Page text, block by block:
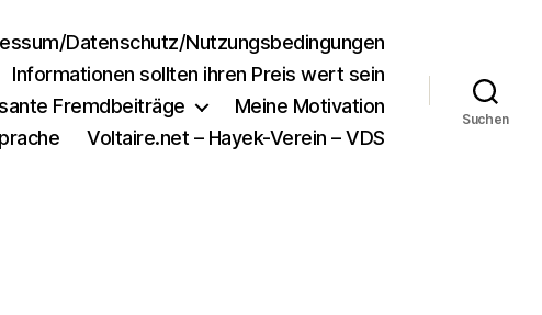
Datenschutz/Nutzungsbedingungen
Informationen sollten ihren Preis wert sein
Fremdbeiträge
Meine Motivation
Voltaire.net – Hayek-Verein – VDS
Suchen